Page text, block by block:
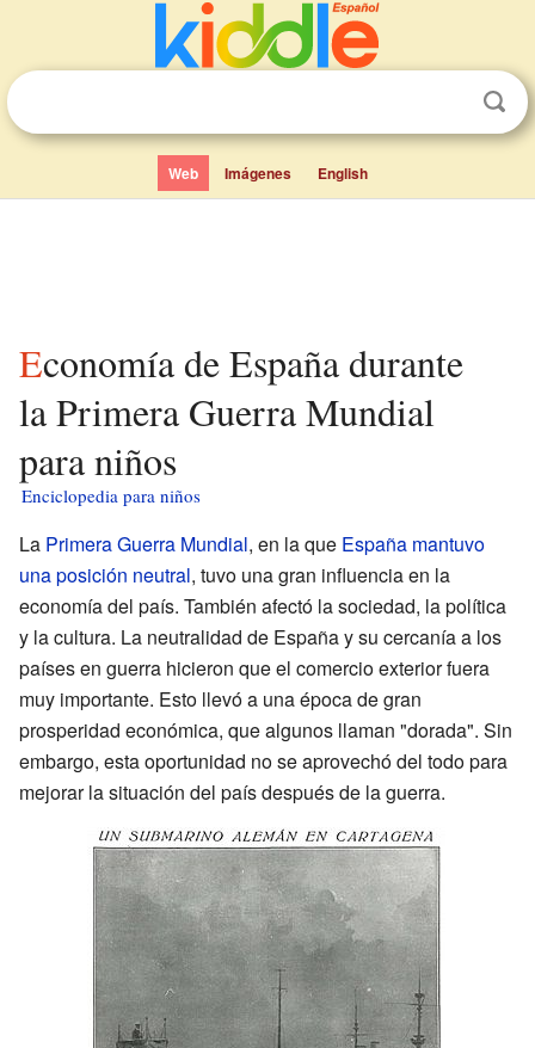
Web Imágenes English
Economía de España durante
la Primera Guerra Mundial
para niños
Enciclopedia para niños
La Primera Guerra Mundial, en la que España mantuvo
una posición neutral, tuvo una gran influencia en la
economía del país. También afectó la sociedad, la política
y la cultura. La neutralidad de España y su cercanía a los
países en guerra hicieron que el comercio exterior fuera
muy importante. Esto llevó a una época de gran
prosperidad económica, que algunos llaman "dorada". Sin
embargo, esta oportunidad no se aprovechó del todo para
mejorar la situación del país después de la guerra.